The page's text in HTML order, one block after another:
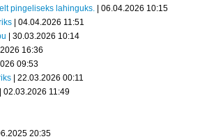
pingeliseks lahinguks. | 06.04.2026 10:15
| 04.04.2026 11:51
| 30.03.2026 10:14
16:36
09:53
| 22.03.2026 00:11
| 02.03.2026 11:49
20:35